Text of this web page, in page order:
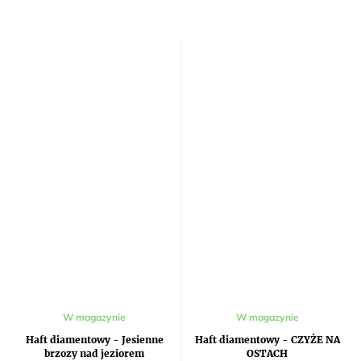
Haft diamentowy - Jesienne
brzozy nad jeziorem
Średnia
ocena
produktu
wynosi
W magazynie
Haft diamentowy - CZYŻE NA
OSTACH
W magazynie